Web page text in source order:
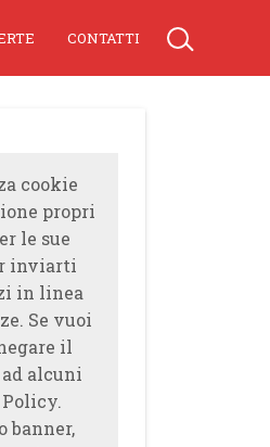
CONTATTI
cookie
propri
le sue
inviarti
in linea
Se vuoi
il
alcuni
banner,